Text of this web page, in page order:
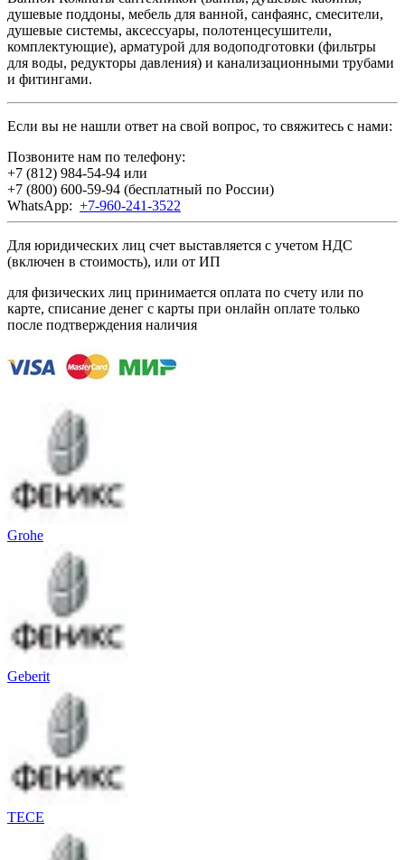
душевые поддоны, мебель для ванной, санфаянс, смесители,
душевые системы, аксессуары, полотенцесушители,
комплектующие), арматурой для водоподготовки (фильтры
для воды, редукторы давления) и канализационными трубами
и фитингами.
Если вы не нашли ответ на свой вопрос, то свяжитесь с нами:
Позвоните нам по телефону:
+7 (812) 984-54-94 или
+7 (800) 600-59-94 (бесплатный по России)
WhatsApp: +7-960-241-3522
Для юридических лиц счет выставляется с учетом НДС
(включен в стоимость), или от ИП
для физических лиц принимается оплата по счету или по
карте, списание денег с карты при онлайн оплате только
после подтверждения наличия
Grohe
Geberit
TECE